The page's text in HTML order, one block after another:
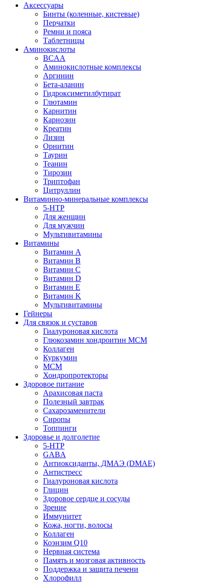
Аксессуары
Бинты (коленные, кистевые)
Перчатки
Ремни и пояса
Таблетницы
Аминокислоты
BCAA
Аминокислотные комплексы
Аргинин
Бета-аланин
Гидроксиметилбутират
Глютамин
Карнитин
Карнозин
Креатин
Лизин
Орнитин
Таурин
Теанин
Тирозин
Триптофан
Цитруллин
Витаминно-минеральные комплексы
5-HTP
Для женщин
Для мужчин
Мультивитамины
Витамины
Витамин A
Витамин B
Витамин C
Витамин D
Витамин E
Витамин K
Мультивитамины
Гейнеры
Для связок и суставов
Гиалуроновая кислота
Глюкозамин хондроитин МСМ
Коллаген
Куркумин
МСМ
Хондропротекторы
Здоровое питание
Арахисовая паста
Полезный завтрак
Сахарозаменители
Сиропы
Топпинги
Здоровье и долголетие
5-HTP
GABA
Антиоксиданты, ДМАЭ (DMAE)
Антистресс
Гиалуроновая кислота
Глицин
Здоровое сердце и сосуды
Зрение
Иммунитет
Кожа, ногти, волосы
Коллаген
Коэнзим Q10
Нервная система
Память и мозговая активность
Поддержка и защита печени
Хлорофилл